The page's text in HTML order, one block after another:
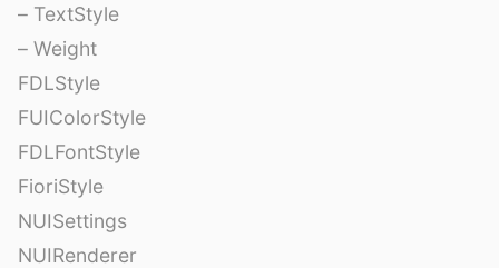
– TextStyle
– Weight
FDLStyle
FUIColorStyle
FDLFontStyle
FioriStyle
NUISettings
NUIRenderer